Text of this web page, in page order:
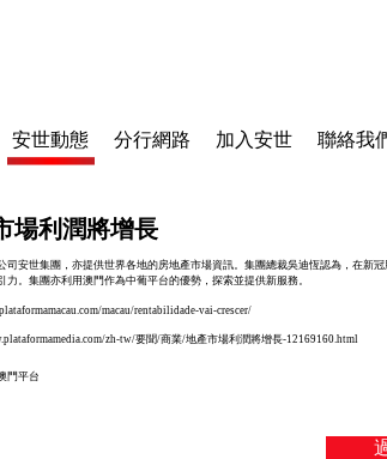
安世動態 分行網路 加入安世 聯絡我
場利潤將增長
司安世集團，亦提供世界各地的房地產市場資訊。集團總裁吳迪恆認為，在新
力。集團亦利用澳門作為中葡平台的優勢，探索並提供新服務。
macau/rentabilidade-vai-crescer/
zh-tw/要聞/商業/地產市場利潤將增長-12169160.html
門平台